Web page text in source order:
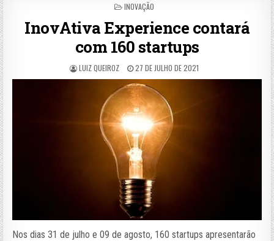
POSTED
INOVAÇÃO
InovAtiva Experience contará
com 160 startups
LUIZ QUEIROZ 27 DE JULHO DE 2021
Nos dias 31 de julho e 09 de agosto, 160 startups apresentarão